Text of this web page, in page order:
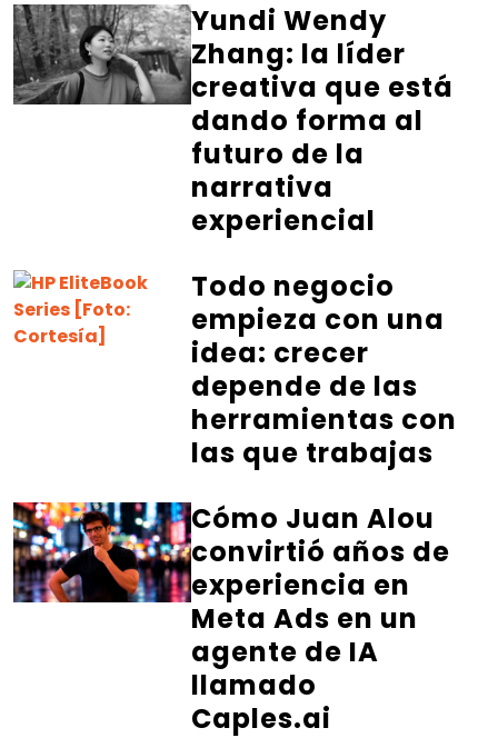
Yundi Wendy
Zhang: la líder
creativa que está
dando forma al
futuro de la
narrativa
experiencial
Todo negocio
empieza con una
idea: crecer
depende de las
herramientas con
las que trabajas
Cómo Juan Alou
convirtió años de
experiencia en
Meta Ads en un
agente de IA
llamado
Caples.ai